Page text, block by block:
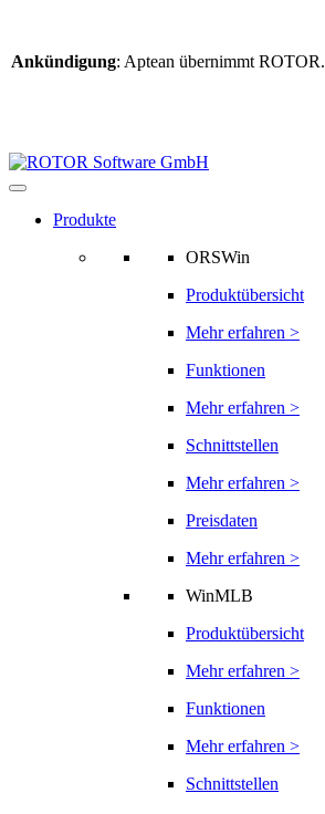
Ankündigung: Aptean übernimmt ROTOR.
Produkte
ORSWin
Produktübersicht
Mehr erfahren >
Funktionen
Mehr erfahren >
Schnittstellen
Mehr erfahren >
Preisdaten
Mehr erfahren >
WinMLB
Produktübersicht
Mehr erfahren >
Funktionen
Mehr erfahren >
Schnittstellen